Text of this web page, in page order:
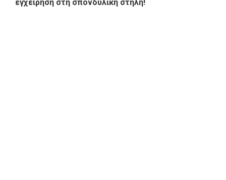
εγχείρηση στη σπονδυλική στήλη!